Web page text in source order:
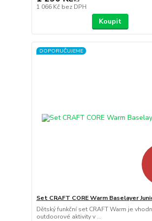
1 066 Kč bez DPH
Koupit
DOPORUČUJEME
Set CRAFT CORE Warm Baselayer
Dětský funkční set CRAFT Warm je
outdoorové aktivity v ...